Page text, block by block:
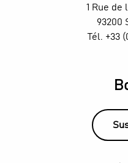
1 Rue de
93200
Tél. +33